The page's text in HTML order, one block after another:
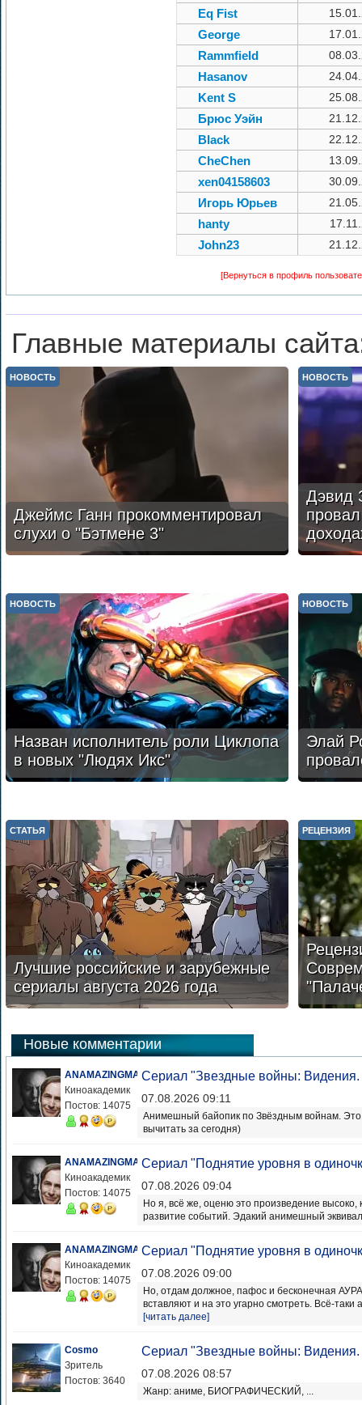
Eq Fist
George
Rammfield
Hasanov
Kent S
Брюс Уэйн
Black
CheChen
xen04158603
Игорь Юрьев
hanty
John23
[Вернуться в профиль
Главные материалы
Джеймс Ганн прокомментировал
слухи о "Бэтмене 3"
НОВОСТЬ
Дэвид
НОВОСТЬ
Назван исполнитель роли Циклопа
в новых "Людях Икс"
НОВОСТЬ
Элай
НОВОСТЬ
Лучшие российские и зарубежные
сериалы августа 2026 года
СТАТЬЯ РЕЦЕНЗИЯ
Новые комментарии
ANAMAZINGMAN
Киноакадемик
Постов: 14075
Сериал "Звездные войны:
07.08.2026 09:11
Анимешный байопик по Звёздным войнам.
вычитать за сегодня)
ANAMAZINGMAN
Киноакадемик
Постов: 14075
Сериал "Поднятие уровня в
07.08.2026 09:04
Но я, всё же, оценю это произведение
развитие событий. Эдакий анимешный
ANAMAZINGMAN
Киноакадемик
Постов: 14075
Сериал "Поднятие уровня в
07.08.2026 09:00
Но, отдам должное, пафос и бесконечная
вставляют и на это угарно смотреть. Всё-таки
[читать далее]
Cosmo
Зритель
Постов: 3640
Сериал "Звездные войны:
07.08.2026 08:57
Жанр: аниме, БИОГРАФИЧЕСКИЙ, ...